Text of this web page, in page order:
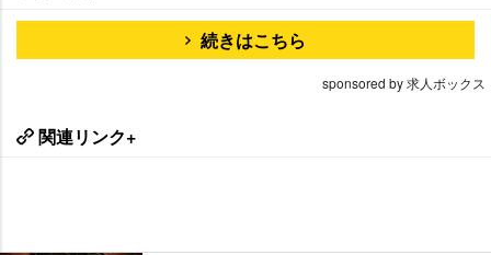
続きはこちら
sponsored by 求人ボックス
関連リンク+